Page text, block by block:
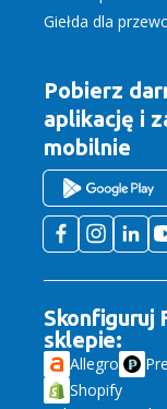
Giełda dla
Pobierz
aplikację i
mobilnie
Skonfiguruj
sklepie:
Allegro
Shopify